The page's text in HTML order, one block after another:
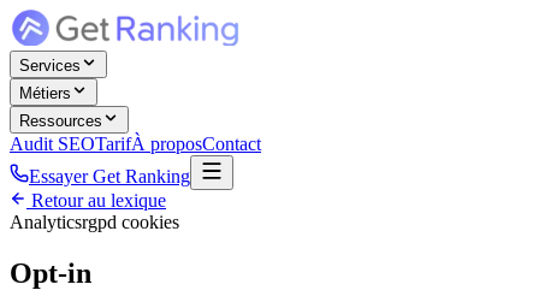
Services
Métiers
Ressources
Audit SEOTarifÀ proposContact
Essayer Get Ranking
Retour au lexique
Analyticsrgpd cookies
Opt-in